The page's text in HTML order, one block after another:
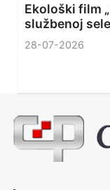
Ekološki film
službenoj
28-07-2026